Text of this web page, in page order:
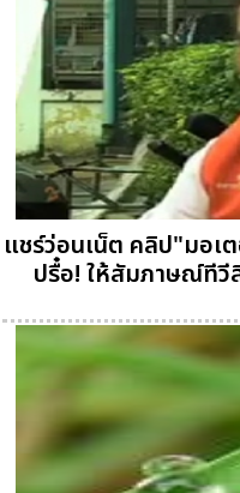
แชร์ว่อนเน็ต คลิป"มอเ
ปรื๋อ! ให้สัมภาษณ์ทีวี